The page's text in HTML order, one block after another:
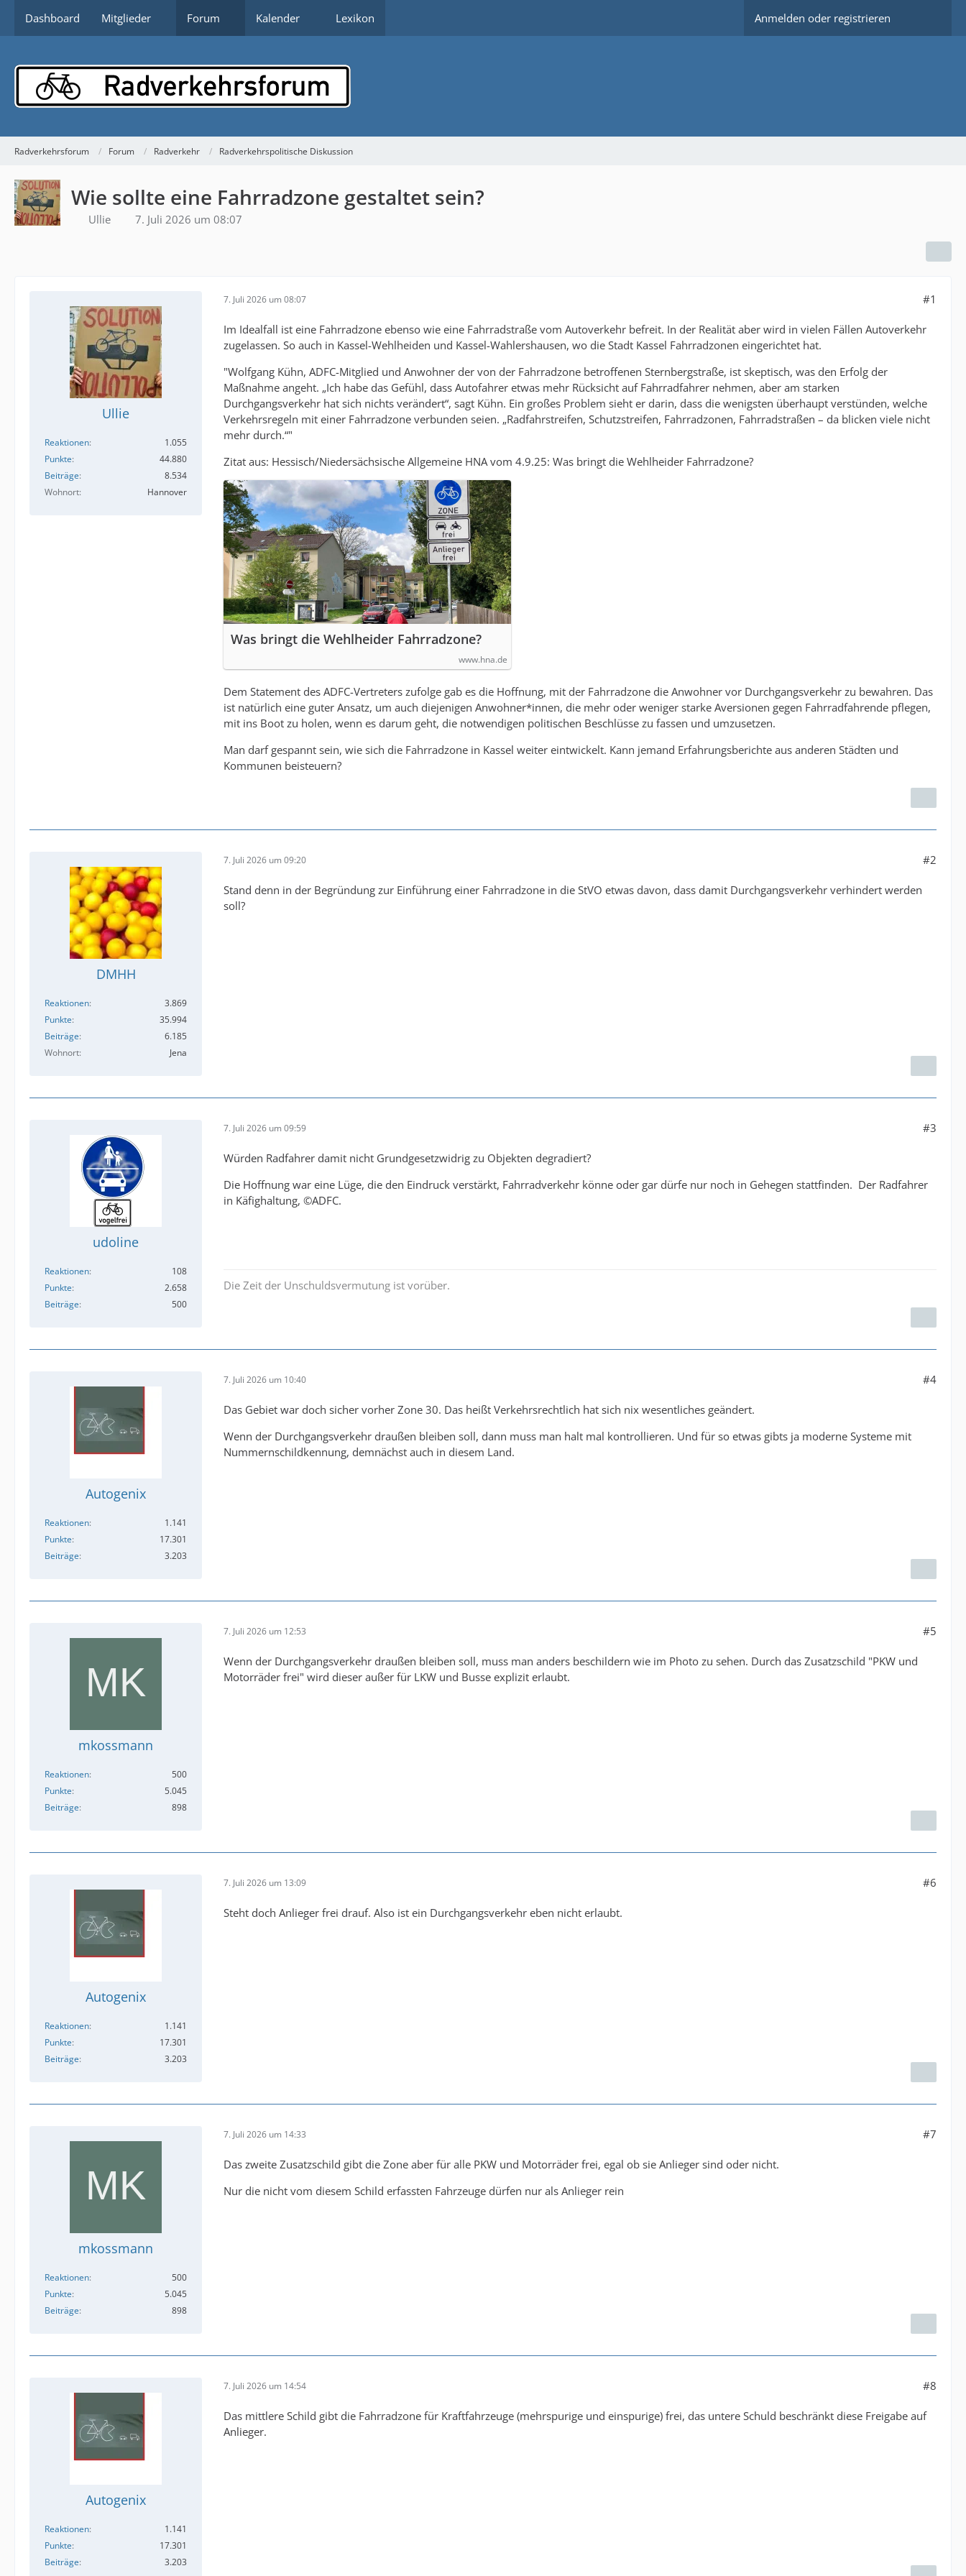
Dashboard Mitglieder Forum Kalender Lexikon Anmelden oder registrieren
Radverkehrsforum Forum Radverkehr Radverkehrspolitische Diskussion
Wie sollte eine Fahrradzone gestaltet sein?
Ullie 7. Juli 2026 um 08:07
Ullie
Reaktionen
1.055
Punkte
44.880
Beiträge
8.534
Wohnort
Hannover
7. Juli 2026 um 08:07 #1
Im Idealfall ist eine Fahrradzone ebenso wie eine Fahrradstraße vom Autoverkehr befreit. In der Realität aber wird in vielen Fällen Autoverkehr
zugelassen. So auch in Kassel-Wehlheiden und Kassel-Wahlershausen, wo die Stadt Kassel Fahrradzonen eingerichtet hat.
"Wolfgang Kühn, ADFC-Mitglied und Anwohner der von der Fahrradzone betroffenen Sternbergstraße, ist skeptisch, was den Erfolg der
Maßnahme angeht. „Ich habe das Gefühl, dass Autofahrer etwas mehr Rücksicht auf Fahrradfahrer nehmen, aber am starken
Durchgangsverkehr hat sich nichts verändert“, sagt Kühn. Ein großes Problem sieht er darin, dass die wenigsten überhaupt verstünden, welche
Verkehrsregeln mit einer Fahrradzone verbunden seien. „Radfahrstreifen, Schutzstreifen, Fahrradzonen, Fahrradstraßen – da blicken viele nicht
mehr durch.“"
Zitat aus: Hessisch/Niedersächsische Allgemeine HNA vom 4.9.25: Was bringt die Wehlheider Fahrradzone?
Was bringt die Wehlheider Fahrradzone?
www.hna.de
Dem Statement des ADFC-Vertreters zufolge gab es die Hoffnung, mit der Fahrradzone die Anwohner vor Durchgangsverkehr zu bewahren. Das
ist natürlich eine guter Ansatz, um auch diejenigen Anwohner*innen, die mehr oder weniger starke Aversionen gegen Fahrradfahrende pflegen,
mit ins Boot zu holen, wenn es darum geht, die notwendigen politischen Beschlüsse zu fassen und umzusetzen.
Man darf gespannt sein, wie sich die Fahrradzone in Kassel weiter eintwickelt. Kann jemand Erfahrungsberichte aus anderen Städten und
Kommunen beisteuern?
DMHH
Reaktionen
3.869
Punkte
35.994
Beiträge
6.185
Wohnort
Jena
7. Juli 2026 um 09:20 #2
Stand denn in der Begründung zur Einführung einer Fahrradzone in die StVO etwas davon, dass damit Durchgangsverkehr verhindert werden
soll?
udoline
Reaktionen
108
Punkte
2.658
Beiträge
500
7. Juli 2026 um 09:59 #3
Würden Radfahrer damit nicht Grundgesetzwidrig zu Objekten degradiert?
Die Hoffnung war eine Lüge, die den Eindruck verstärkt, Fahrradverkehr könne oder gar dürfe nur noch in Gehegen stattfinden. Der Radfahrer
in Käfighaltung, ©ADFC.
Die Zeit der Unschuldsvermutung ist vorüber.
Autogenix
Reaktionen
1.141
Punkte
17.301
Beiträge
3.203
7. Juli 2026 um 10:40 #4
Das Gebiet war doch sicher vorher Zone 30. Das heißt Verkehrsrechtlich hat sich nix wesentliches geändert.
Wenn der Durchgangsverkehr draußen bleiben soll, dann muss man halt mal kontrollieren. Und für so etwas gibts ja moderne Systeme mit
Nummernschildkennung, demnächst auch in diesem Land.
mkossmann
Reaktionen
500
Punkte
5.045
Beiträge
898
7. Juli 2026 um 12:53 #5
Wenn der Durchgangsverkehr draußen bleiben soll, muss man anders beschildern wie im Photo zu sehen. Durch das Zusatzschild "PKW und
Motorräder frei" wird dieser außer für LKW und Busse explizit erlaubt.
Autogenix
Reaktionen
1.141
Punkte
17.301
Beiträge
3.203
7. Juli 2026 um 13:09 #6
Steht doch Anlieger frei drauf. Also ist ein Durchgangsverkehr eben nicht erlaubt.
mkossmann
Reaktionen
500
Punkte
5.045
Beiträge
898
7. Juli 2026 um 14:33 #7
Das zweite Zusatzschild gibt die Zone aber für alle PKW und Motorräder frei, egal ob sie Anlieger sind oder nicht.
Nur die nicht vom diesem Schild erfassten Fahrzeuge dürfen nur als Anlieger rein
Autogenix
Reaktionen
1.141
Punkte
17.301
Beiträge
3.203
7. Juli 2026 um 14:54 #8
Das mittlere Schild gibt die Fahrradzone für Kraftfahrzeuge (mehrspurige und einspurige) frei, das untere Schuld beschränkt diese Freigabe auf
Anlieger.